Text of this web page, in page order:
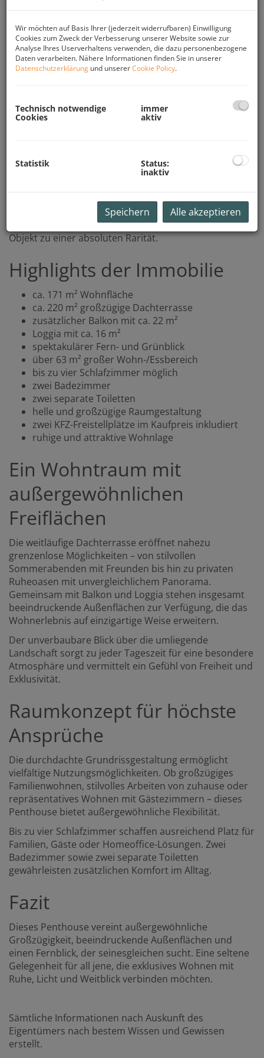
von Ohlsdorf präsentiert sich dieses außergewöhnliche
Penthouse als seltene Gelegenheit für anspruchsvolle
Käufer. Auf rund 171 m² Wohnfläche vereinen sich
Großzügigkeit, Licht und ein atemberaubender
Bereits beim Betreten der Wohnung beeindruckt die
m² große Wohn-, Ess- und Küchenbereich, der durch
seine weitläufige Gestaltung sowie große
Fensterflächen lichtdurchflutet wirkt und den
unvergleichlichen Ausblick eindrucksvoll in Szene setzt.
Die Kombination aus exklusiver Wohnfläche und
außergewöhnlichen Außenbereichen macht dieses
Objekt zu einer absoluten Rarität.
Highlights der Immobilie
ca. 171 m² Wohnfläche
ca. 220 m² großzügige Dachterrasse
zusätzlicher Balkon mit ca. 22 m²
Loggia mit ca. 16 m²
spektakulärer Fern- und Grünblick
über 63 m² großer Wohn-/Essbereich
bis zu vier Schlafzimmer möglich
zwei Badezimmer
zwei separate Toiletten
helle und großzügige Raumgestaltung
zwei KFZ-Freistellplätze im Kaufpreis inkludiert
ruhige und attraktive Wohnlage
Ein Wohntraum mit
außergewöhnlichen
Freiflächen
Die weitläufige Dachterrasse eröffnet nahezu
grenzenlose Möglichkeiten – von stilvollen
Sommerabenden mit Freunden bis hin zu privaten
Ruheoasen mit unvergleichlichem Panorama.
Gemeinsam mit Balkon und Loggia stehen insgesamt
beeindruckende Außenflächen zur Verfügung, die das
Wohnerlebnis auf einzigartige Weise erweitern.
Der unverbaubare Blick über die umliegende
Landschaft sorgt zu jeder Tageszeit für eine besondere
Atmosphäre und vermittelt ein Gefühl von Freiheit und
Exklusivität.
Raumkonzept für höchste
Ansprüche
Die durchdachte Grundrissgestaltung ermöglicht
vielfältige Nutzungsmöglichkeiten. Ob großzügiges
Familienwohnen, stilvolles Arbeiten von zuhause oder
repräsentatives Wohnen mit Gästezimmern – dieses
Penthouse bietet außergewöhnliche Flexibilität.
Bis zu vier Schlafzimmer schaffen ausreichend Platz für
Familien, Gäste oder Homeoffice-Lösungen. Zwei
Badezimmer sowie zwei separate Toiletten
gewährleisten zusätzlichen Komfort im Alltag.
Fazit
Dieses Penthouse vereint außergewöhnliche
Großzügigkeit, beeindruckende Außenflächen und
einen Fernblick, der seinesgleichen sucht. Eine seltene
Gelegenheit für all jene, die exklusives Wohnen mit
Ruhe, Licht und Weitblick verbinden möchten.
Sämtliche Informationen nach Auskunft des
Eigentümers nach bestem Wissen und Gewissen
erstellt.
Wir möchten auf Basis Ihrer (jederzeit widerrufbaren) Einwilligung
Cookies zum Zweck der Verbesserung unserer Website sowie zur
Analyse Ihres Userverhaltens verwenden, die dazu personenbezogene
Daten verarbeiten. Nähere Informationen finden Sie in unserer
Datenschutzerklärung und unsererCookie Policy.
Technisch notwendige
Cookies
immer
aktiv
Statistik Status:
inaktiv
Speichern Alle akzeptieren